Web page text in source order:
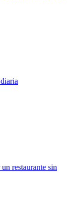
restaurante sin